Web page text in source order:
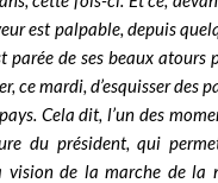
est palpable, depuis
parée de ses beaux
ce mardi, d’esquisser des
Cela dit, l’un des
du président, qui
de la marche de la